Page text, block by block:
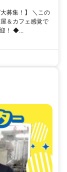
募集！】 ＼この
＆カフェ感覚で
！ ◆...